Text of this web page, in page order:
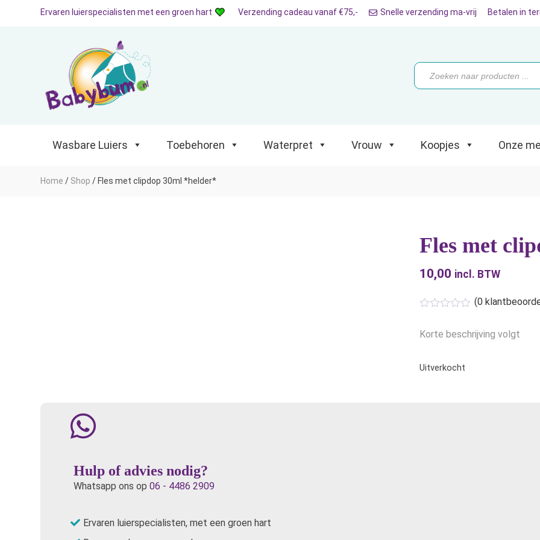
Wasbare Luiers Toebehoren Koopjes Onze merken
Ervaren luierspecialisten met een groen hart Verzending cadeau vanaf €75,- Snelle verzending ma-vrij Betalen in
Producten
zoeken
Wasbare Luiers Toebehoren Waterpret Vrouw Koopjes Onze
Home / Shop / Fles met clipdop 30ml *helder*
Fles met
10,00 incl. BTW
(0
Korte beschrijving volgt
Uitverkocht
Hulp of advies nodig?
Whatsapp ons op 06 - 4486 2909
Ervaren luierspecialisten, met een groen hart